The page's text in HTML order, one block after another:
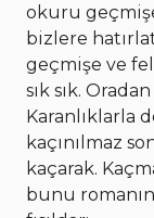
okuru
bizlere
geçmişe ve
sık sık.
Karanlıklarla
kaçınılmaz
kaçarak.
bunu